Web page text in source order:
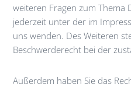
weiteren Fragen zum Thema
jederzeit unter der im
uns wenden. Des Weiteren
Beschwerderecht bei der
Außerdem haben Sie das